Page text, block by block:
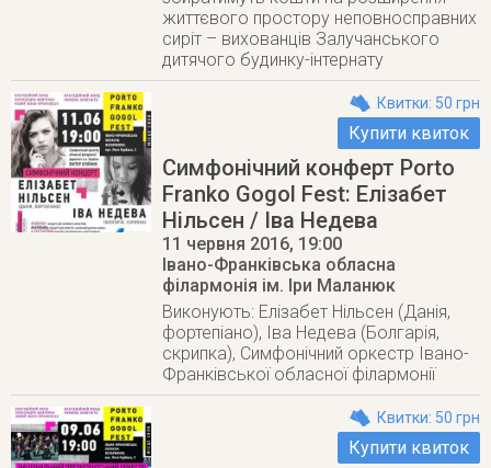
життєвого простору неповносправних
сиріт – вихованців Залучанського
дитячого будинку-інтернату
Квитки: 50 грн
Купити квиток
Симфонічний конферт Porto
Franko Gogol Fest: Елізабет
Нільсен / Іва Недева
11 червня 2016, 19:00
Івано-Франківська обласна
філармонія ім. Іри Маланюк
Виконують: Елізабет Нільсен (Данія,
фортепіано), Іва Недева (Болгарія,
скрипка), Симфонічний оркестр Івано-
Франківської обласної філармонії
Квитки: 50 грн
Купити квиток